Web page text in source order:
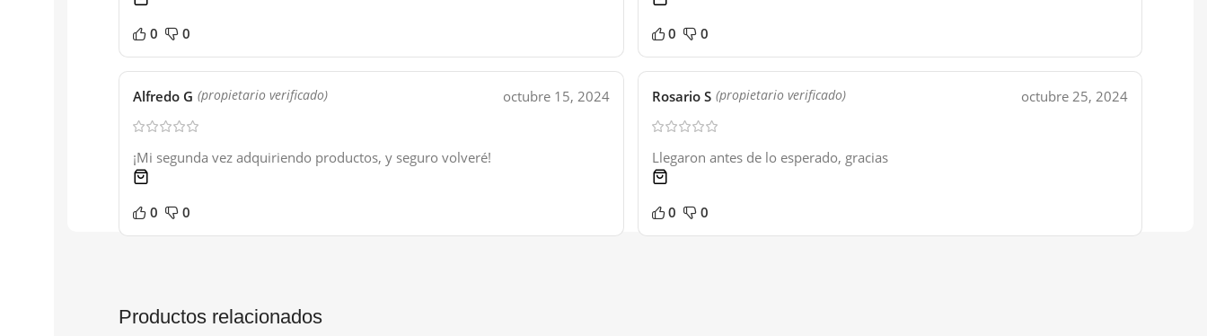
0 0 0 0
Alfredo G (propietario verificado) octubre 15, 2024
¡Mi segunda vez adquiriendo productos, y seguro volveré!
0 0
Rosario S (propietario verificado) octubre 25, 2024
Llegaron antes de lo esperado, gracias
0 0
Productos relacionados